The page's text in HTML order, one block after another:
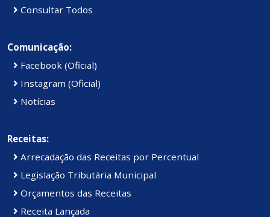
Consultar Todos
Comunicação:
Facebook (Oficial)
Instagram (Oficial)
Notícias
Receitas:
Arrecadação das Receitas por Percentual
Legislação Tributária Municipal
Orçamentos das Receitas
Receita Lançada